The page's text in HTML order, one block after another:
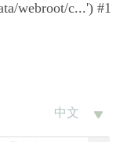
webroot/c...') #1
中文